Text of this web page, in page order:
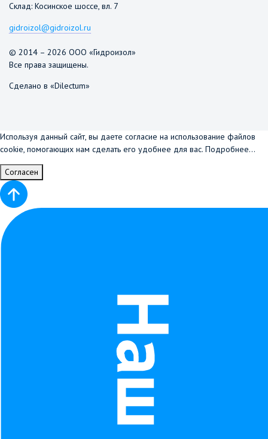
Склад: Косинское шоссе, вл. 7
gidroizol@gidroizol.ru
© 2014 – 2026 ООО «Гидроизол»
Все права защищены.
Сделано в «Dilectum»
Используя данный сайт, вы даете согласие на использование файлов
cookie, помогающих нам сделать его удобнее для вас. Подробнее...
Согласен